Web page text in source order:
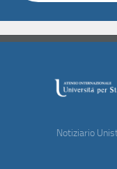
Notiziario